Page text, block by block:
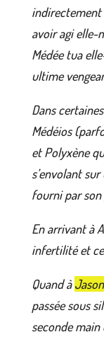
indirectement
avoir agi elle-
Médée tua
ultime
Dans
Médéios
et Polyxène
s’envolant
fourni par son
En arrivant à
infertilité et
Quand àJason
passée sous
seconde main